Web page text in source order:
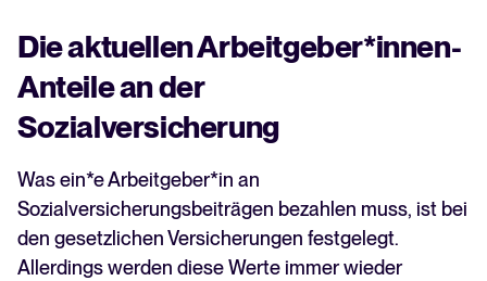
Die aktuellen Arbeitgeber*innen-
Anteile an der
Sozialversicherung
Was ein*e Arbeitgeber*in an
Sozialversicherungsbeiträgen bezahlen muss, ist bei
den gesetzlichen Versicherungen festgelegt.
Allerdings werden diese Werte immer wieder